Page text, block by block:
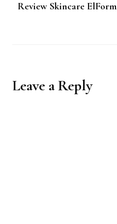
Review Skincare
Leave a Reply